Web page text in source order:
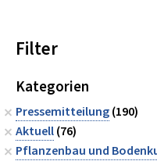
Filter
Kategorien
Pressemitteilung(190)
Aktuell(76)
Pflanzenbau und